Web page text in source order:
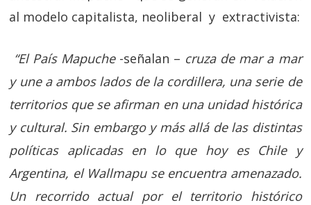
al modelo capitalista, neoliberal y extractivista:
“El País Mapuche -señalan – cruza de mar a mar
y une a ambos lados de la cordillera, una serie de
territorios que se afirman en una unidad histórica
y cultural. Sin embargo y más allá de las distintas
políticas aplicadas en lo que hoy es Chile y
Argentina, el Wallmapu se encuentra amenazado.
Un recorrido actual por el territorio histórico